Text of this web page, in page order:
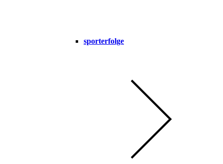
sporterfolge